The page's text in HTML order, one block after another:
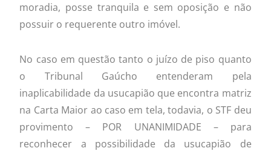
moradia, posse tranquila e sem oposição e não
possuir o requerente outro imóvel.
No caso em questão tanto o juízo de piso quanto
o Tribunal Gaúcho entenderam pela
inaplicabilidade da usucapião que encontra matriz
na Carta Maior ao caso em tela, todavia, o STF deu
provimento – POR UNANIMIDADE – para
reconhecer a possibilidade da usucapião de